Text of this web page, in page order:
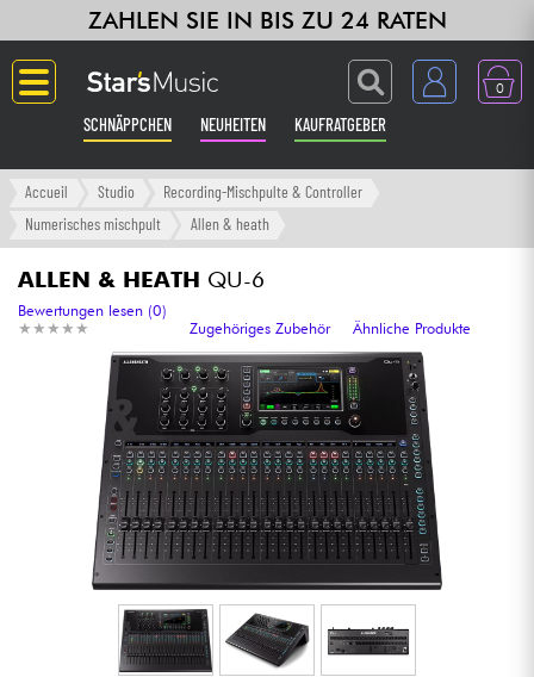
ZAHLEN SIE IN BIS ZU 24 RATEN
0
SCHNÄPPCHEN NEUHEITEN KAUFRATGEBER
Langue
Verstärker & Effekte
Klaviere & Piano
Synths & samplers
Studio
Kopfhörer
Mikros
Accueil Studio
Recording-Mischpulte & Controller
Numerisches mischpult
Allen & heath
ALLEN & HEATH QU-6
★ ★ ★ ★ ★
★ ★ ★ ★ ★
Bewertungen lesen (0)
Zugehöriges Zubehör
Ähnliche Produkte